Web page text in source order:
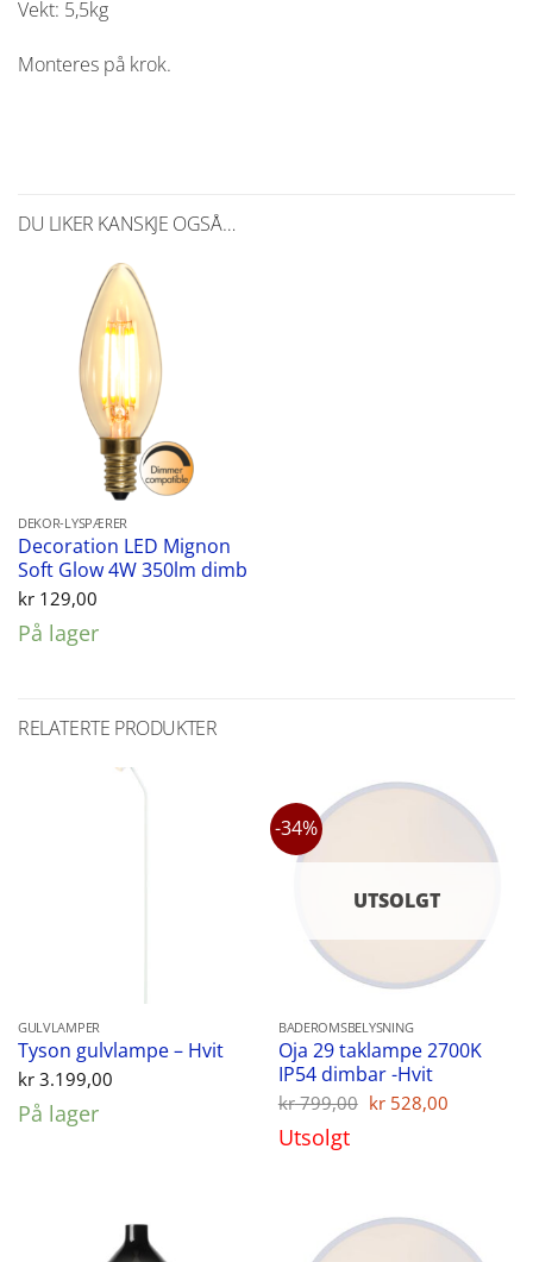
Vekt: 5,5kg
Monteres på krok.
DU LIKER KANSKJE OGSÅ…
DEKOR-LYSPÆRER
Decoration LED Mignon
Soft Glow 4W 350lm dimb
kr129,00
På lager
RELATERTE PRODUKTER
GULVLAMPER
Tyson gulvlampe – Hvit
kr3.199,00
På lager
-34%
UTSOLGT
BADEROMSBELYSNING
Oja 29 taklampe 2700K
IP54 dimbar -Hvit
kr799,00 Opprinnelig
kr 528,00
Utsolgt